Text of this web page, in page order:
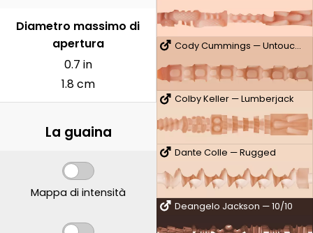
Cody Cummings — Untouched
Colby Keller — Lumberjack
Dante Colle — Rugged
Deangelo Jackson — 10/10
Diametro massimo di
apertura
0.7 in
1.8 cm
La guaina
Mappa di intensità